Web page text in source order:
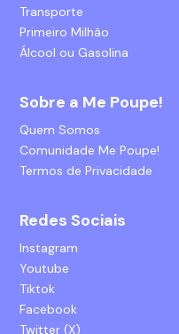
Transporte
Primeiro Milhão
Álcool ou Gasolina
Sobre a Me Poupe!
Quem Somos
Comunidade Me Poupe!
Termos de Privacidade
Redes Sociais
Instagram
Youtube
Tiktok
Facebook
Twitter (X)